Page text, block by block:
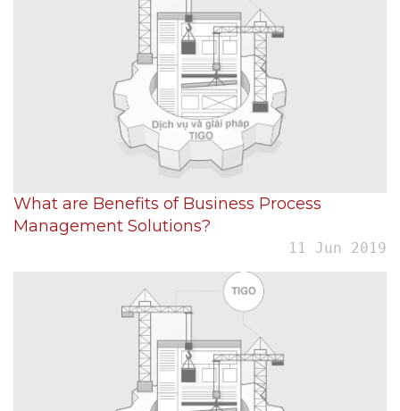
What are Benefits of Business Process
Management Solutions?
11 Jun 2019